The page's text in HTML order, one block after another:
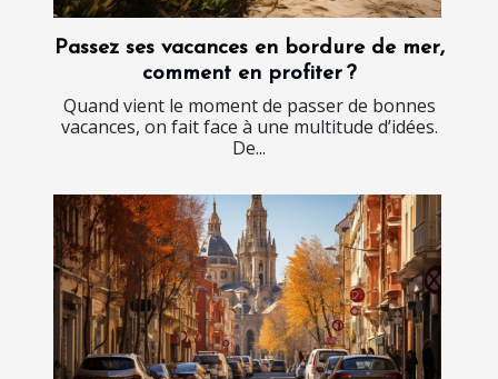
Passez ses vacances en bordure de mer,
comment en profiter ?
Quand vient le moment de passer de bonnes
vacances, on fait face à une multitude d’idées.
De...